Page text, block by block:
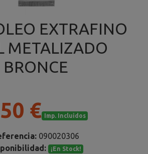
EXTRAFINO
METALIZADO
BRONCE
€ Imp. Incluidos
090020306
¡En Stock!